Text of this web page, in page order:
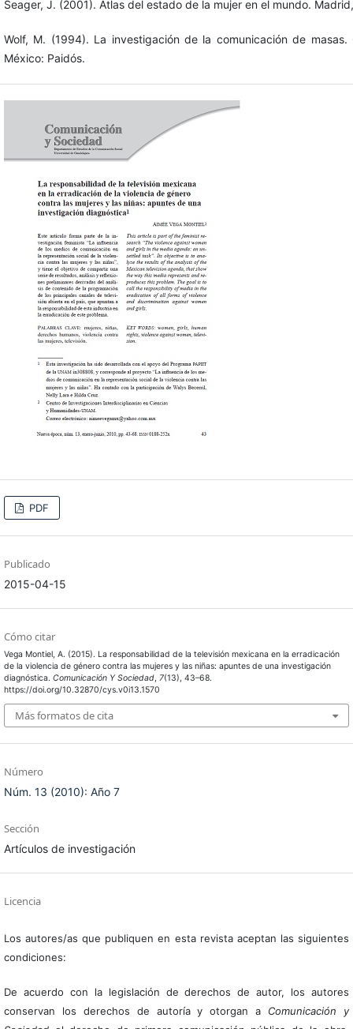
Seager, J. (2001). Atlas del estado de la mujer en el mundo.
Wolf, M. (1994). La investigación de la comunicación de
México: Paidós.
PDF
Publicado
2015-04-15
Cómo citar
Vega Montiel, A. (2015). La responsabilidad de la televisión mexicana en la erradicación
de la violencia de género contra las mujeres y las niñas: apuntes de una investigación
diagnóstica. Comunicación Y Sociedad, 7(13), 43–68.
https://doi.org/10.32870/cys.v0i13.1570
Más formatos de cita
Número
Núm. 13 (2010): Año 7
Sección
Artículos de investigación
Licencia
Los autores/as que publiquen en esta revista aceptan las siguientes
condiciones:
De acuerdo con la legislación de derechos de autor, los autores
conservan los derechos de autoría y otorgan a Comunicación y